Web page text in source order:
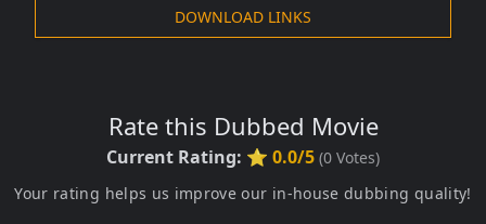
DOWNLOAD LINKS
Rate this Dubbed Movie
Current Rating: ⭐ 0.0/5 (0 Votes)
Your rating helps us improve our in-house dubbing quality!